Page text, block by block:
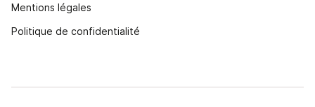
Mentions légales
Politique de confidentialité